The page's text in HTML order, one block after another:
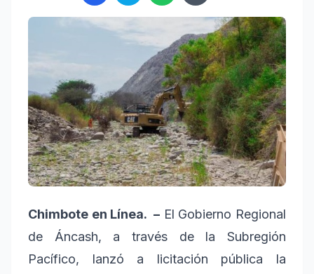
Chimbote en Línea. – El Gobierno Regional
de Áncash, a través de la Subregión
Pacífico, lanzó a licitación pública la